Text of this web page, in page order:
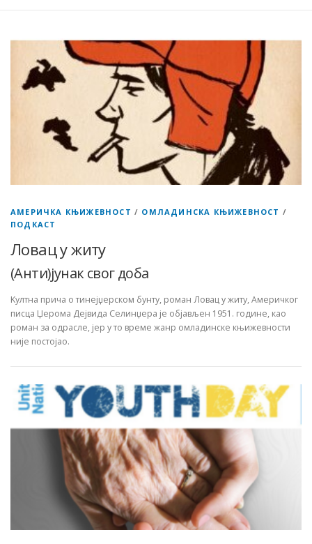
АМЕРИЧКА КЊИЖЕВНОСТ / ОМЛАДИНСКА КЊИЖЕВНОСТ /
ПОДКАСТ
Ловац у житу
(Анти)јунак свог доба
Kултна прича о тинејџерском бунту, роман Ловац у житу, Америчког
писца Џерома Дејвида Селинџера је објављен 1951. године, као
роман за одрасле, јер у то време жанр омладинске књижевности
није постојао.